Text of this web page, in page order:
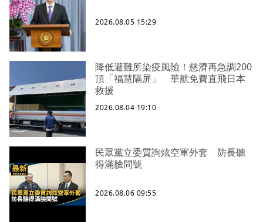
2026.08.05 15:29
降低避難所染疫風險！慈濟再急調200
頂「福慧隔屏」 華航免費直飛日本
救援
2026.08.04 19:10
民眾黨立委質詢炫空軍外套 防長聽
得滿臉問號
2026.08.06 09:55